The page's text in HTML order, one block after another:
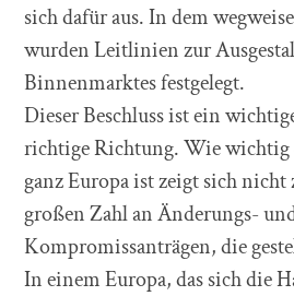
sich dafür aus. In dem
wurden Leitlinien zur
Binnenmarktes festgelegt.
Dieser Beschluss ist ein
richtige Richtung. Wie wichtig
ganz Europa ist zeigt sich nicht
großen Zahl an Änderungs-
Kompromissanträgen, die
In einem Europa, das sich die